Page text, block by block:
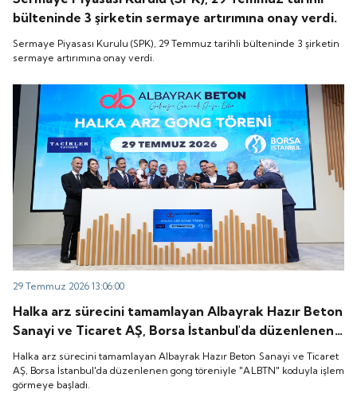
bülteninde 3 şirketin sermaye artırımına onay verdi.
Sermaye Piyasası Kurulu (SPK), 29 Temmuz tarihli bülteninde 3 şirketin
sermaye artırımına onay verdi.
29 Temmuz 2026 13:06:00
Halka arz sürecini tamamlayan Albayrak Hazır Beton
Sanayi ve Ticaret AŞ, Borsa İstanbul'da düzenlenen
gong töreniyle "ALBTN" koduyla işlem görmeye
başladı.
Halka arz sürecini tamamlayan Albayrak Hazır Beton Sanayi ve Ticaret
AŞ, Borsa İstanbul'da düzenlenen gong töreniyle "ALBTN" koduyla işlem
görmeye başladı.